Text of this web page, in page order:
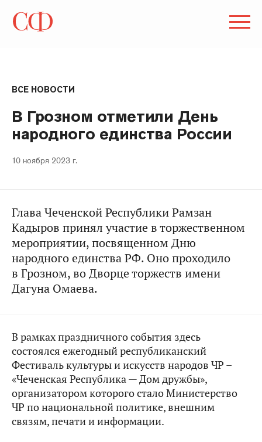
ВСЕ НОВОСТИ
В Грозном отметили День
народного единства России
10 ноября 2023 г.
Глава Чеченской Республики Рамзан
Кадыров принял участие в торжественном
мероприятии, посвященном Дню
народного единства РФ. Оно проходило
в Грозном, во Дворце торжеств имени
Дагуна Омаева.
В рамках праздничного события здесь
состоялся ежегодный республиканский
Фестиваль культуры и искусств народов ЧР –
«Чеченская Республика — Дом дружбы»,
организатором которого стало Министерство
ЧР по национальной политике, внешним
связям, печати и информации.